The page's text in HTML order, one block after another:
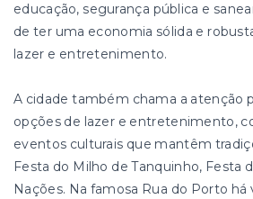
educação, segurança pública e
de ter uma economia sólida e
lazer e entretenimento.
A cidade também chama a atenção
opções de lazer e entretenimento,
eventos culturais que mantêm
Festa do Milho de Tanquinho, Festa
Nações. Na famosa Rua do Porto há